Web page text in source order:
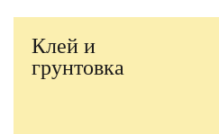
Клей и
грунтовка